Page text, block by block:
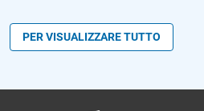
PER VISUALIZZARE TUTTO